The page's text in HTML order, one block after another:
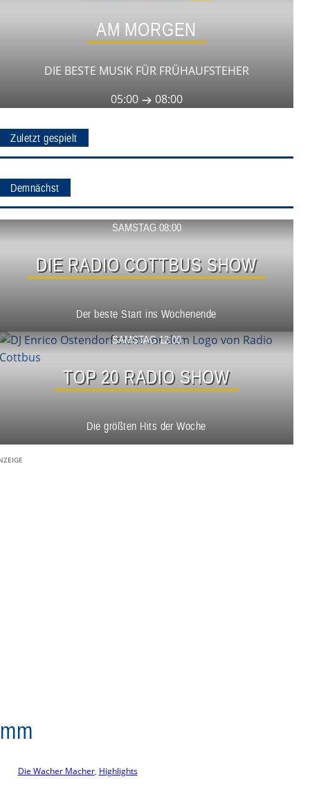
AM MORGEN
DIE BESTE MUSIK FÜR FRÜHAUFSTEHER
05:00
08:00
Zuletzt gespielt
Demnächst
SAMSTAG 08:00
DIE RADIO COTTBUS SHOW
Der beste Start ins Wochenende
Show ansehen
SAMSTAG 12:00
TOP 20 RADIO SHOW
Die größten Hits der Woche
Show ansehen
Die Wacher Macher, Highlights